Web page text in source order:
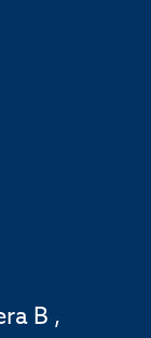
B ,